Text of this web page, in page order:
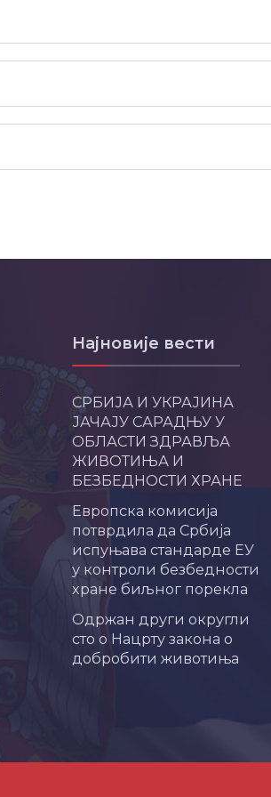
Најновије вести
СРБИЈА И УКРАЈИНА
ЈАЧАЈУ САРАДЊУ У
ОБЛАСТИ ЗДРАВЉА
ЖИВОТИЊА И
БЕЗБЕДНОСТИ ХРАНЕ
Европска комисија
потврдила да Србија
испуњава стандарде ЕУ
у контроли безбедности
хране биљног порекла
Одржан други округли
сто о Нацрту закона о
добробити животиња